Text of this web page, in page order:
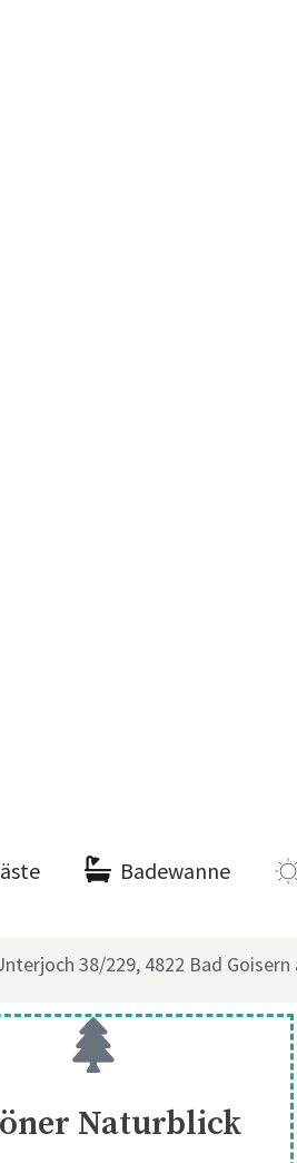
Badewanne
38/229, 4822 Bad
Naturblick